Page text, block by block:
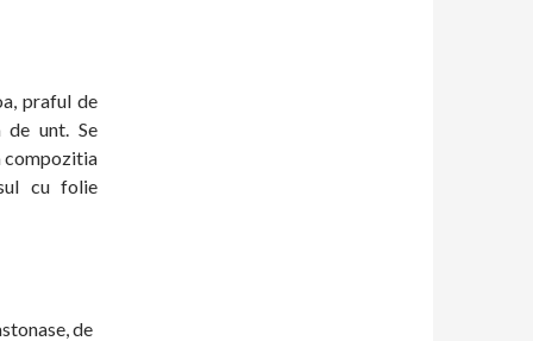
praful de
de unt. Se
compozitia
cu folie
de